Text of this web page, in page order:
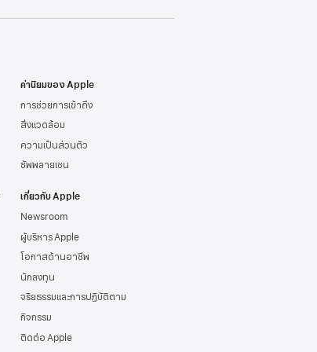
ค่านิยมของ Apple
การช่วยการเข้าถึง
สิ่งแวดล้อม
ความเป็นส่วนตัว
ซัพพลายเชน
เกี่ยวกับ Apple
Newsroom
ผู้บริหาร Apple
โอกาสด้านอาชีพ
นักลงทุน
จริยธรรมและการปฏิบัติตาม
กิจกรรม
ติดต่อ Apple